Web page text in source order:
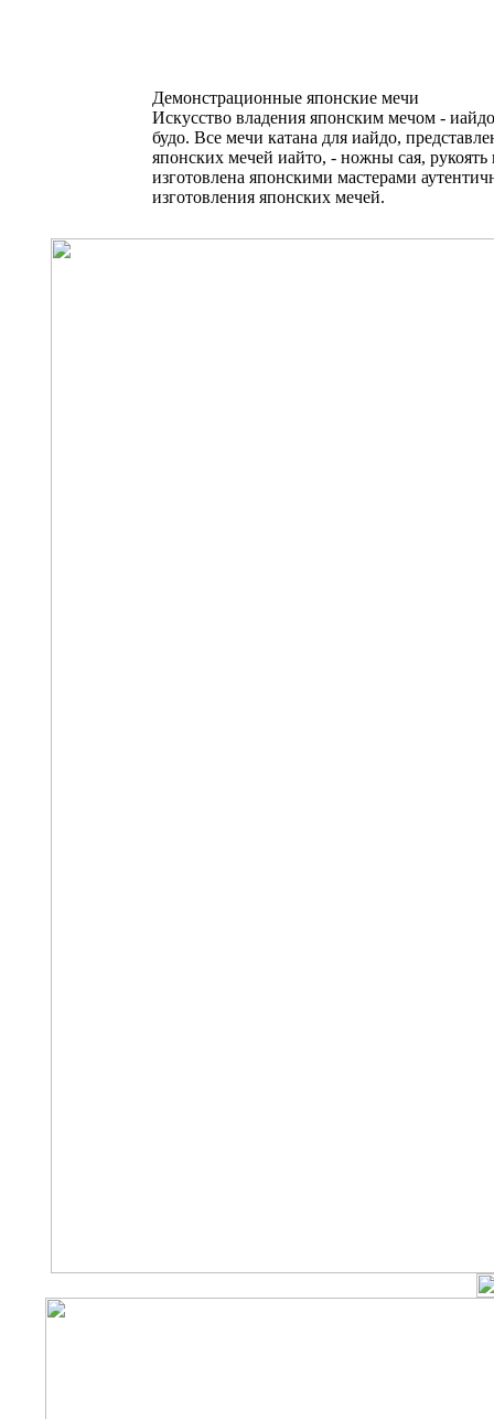
Демонстрационные японские мечи
Искусство владения японским мечом -
будо. Все мечи катана для иайдо,
японских мечей иайто, - ножны сая,
изготовлена японскими мастерами
изготовления японских мечей.